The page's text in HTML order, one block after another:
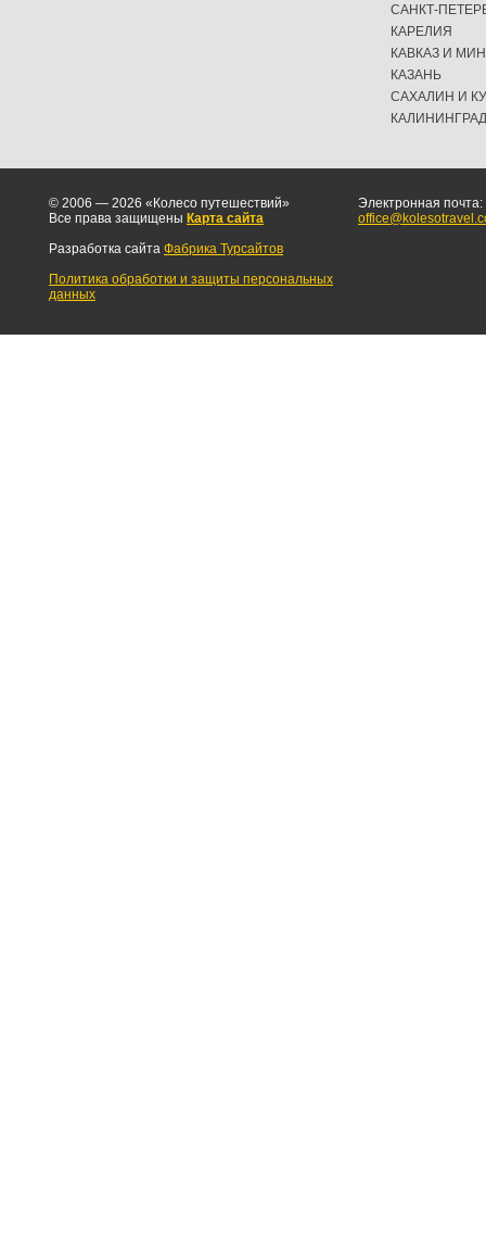
САНКТ-
КАРЕЛИЯ
КАВКАЗ И
КАЗАНЬ
САХАЛИН И
КАЛИНИНГРАД
© 2006 — 2026 «Колесо путешествий»
Все права защищены Карта сайта
Разработка сайта Фабрика Турсайтов
Политика обработки и защиты персональных
данных
Электронная почта: